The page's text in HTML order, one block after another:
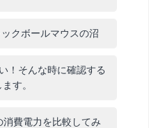
クボールマウスの沼
！そんな時に確認する
す。
費電力を比較してみ